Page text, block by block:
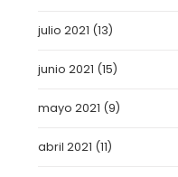
julio 2021 (13)
junio 2021 (15)
mayo 2021 (9)
abril 2021 (11)